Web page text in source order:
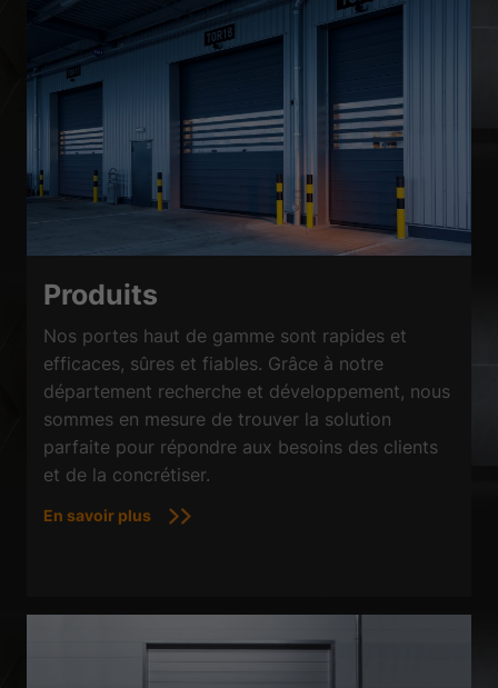
Produits
Nos portes haut de gamme sont rapides et
efficaces, sûres et fiables. Grâce à notre
département recherche et développement, nous
sommes en mesure de trouver la solution
parfaite pour répondre aux besoins des clients
et de la concrétiser.
En savoir plus